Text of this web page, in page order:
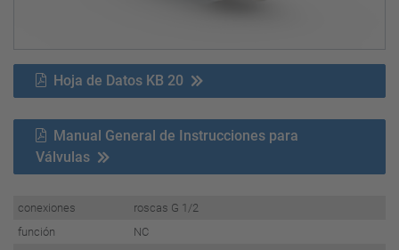
Hoja de Datos KB 20
Manual General de Instrucciones para
Válvulas
conexiones
roscas G 1/2
función
NC